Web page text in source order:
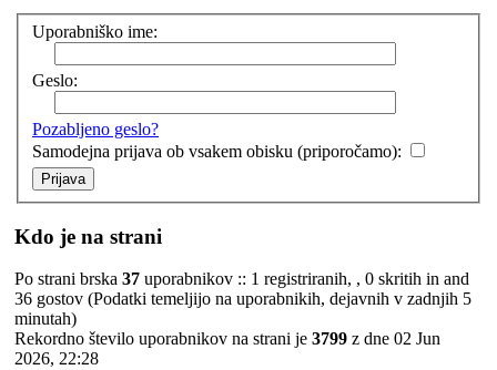
Uporabniško ime:
Geslo:
Pozabljeno geslo?
Samodejna prijava ob vsakem obisku (priporočamo):
Kdo je na strani
Po strani brska 37 uporabnikov :: 1 registriranih, , 0 skritih in and
36 gostov (Podatki temeljijo na uporabnikih, dejavnih v zadnjih 5
minutah)
Rekordno število uporabnikov na strani je 3799 z dne 02 Jun
2026, 22:28